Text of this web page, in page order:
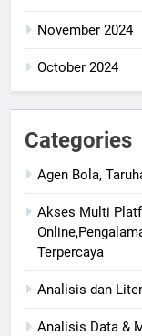
November 2024
October 2024
Categories
Agen Bola,
Akses Multi
Terpercaya
Analisis dan
Analisis Data &